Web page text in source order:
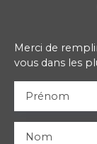
Merci de
vous dans les
Prénom
Nom